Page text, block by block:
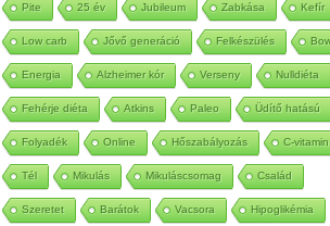
50g Szénhidrát Hónap gyümölcse Június
Pite 25 év Jubileum Zabkása Kefír
Low carb Jővő generáció Felkészülés Bowl
Energia Alzheimer kór Verseny Nulldiéta
Fehérje diéta Atkins Paleo Üdítő hatású
Folyadék Online Hőszabályozás C-vitamin
Tél Mikulás Mikuláscsomag Család